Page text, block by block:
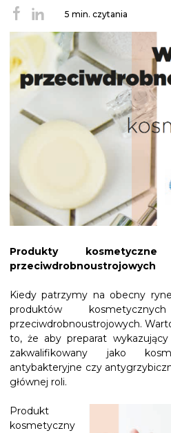
5 min. czytania
Produkty
przeciwdrobnoustrojowych
Kiedy patrzymy na obecny
produktów
przeciwdrobnoustrojowych.
to, że aby preparat
zakwalifikowany jako
antybakteryjne czy
głównej roli.
Produkt
kosmetyczny